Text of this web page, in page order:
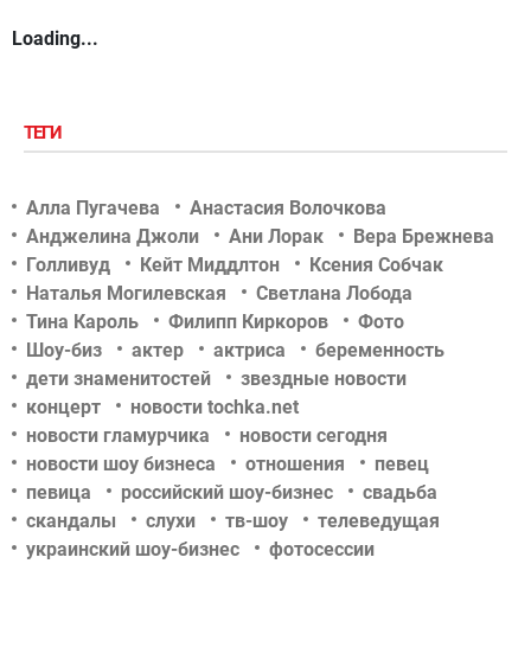
Loading...
ТЕГИ
Алла Пугачева
Анастасия Волочкова
Анджелина Джоли
Ани Лорак
Вера Брежнева
Голливуд
Кейт Миддлтон
Ксения Собчак
Наталья Могилевская
Светлана Лобода
Тина Кароль
Филипп Киркоров
Фото
Шоу-биз
актер актриса
беременность
дети знаменитостей
звездные новости
концерт
новости tochka.net
новости гламурчика
новости сегодня
новости шоу бизнеса
отношения
певец
певица
российский шоу-бизнес
свадьба
скандалы
слухи тв-шоу
телеведущая
украинский шоу-бизнес
фотосессии